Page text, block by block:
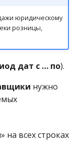
юридическому
розницы,
дат с … по).
нужно
на всех строках